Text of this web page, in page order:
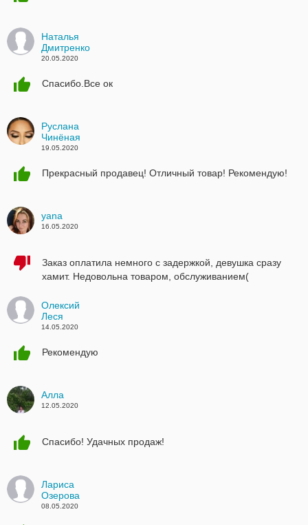
Наталья
Дмитренко
20.05.2020
Спасибо.Все ок
Руслана
Чинёная
19.05.2020
Прекрасный продавец! Отличный товар! Рекомендую!
yana
16.05.2020
Заказ оплатила немного с задержкой, девушка сразу
хамит. Недовольна товаром, обслуживанием(
Олексий
Леся
14.05.2020
Рекомендую
Алла
12.05.2020
Спасибо! Удачных продаж!
Лариса
Озерова
08.05.2020